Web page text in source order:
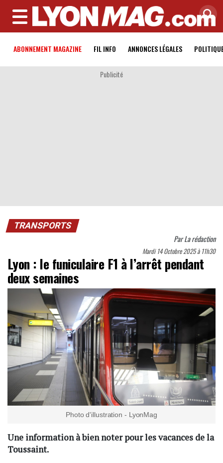
MENU
ABONNEMENT MAGAZINE FIL INFO ANNONCES LÉGALES
Publicité
TRANSPORTS
ParLa rédaction
Mardi 14 Octobre 2025 à 11h30
Lyon : le funiculaire F1 à l’arrêt pendant
deux semaines
Photo d'illustration - LyonMag
Une information à bien noter pour les vacances de la
Toussaint.